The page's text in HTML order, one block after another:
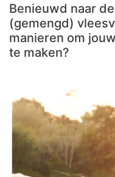
Benieuwd naar
(gemengd)
manieren om
te maken?